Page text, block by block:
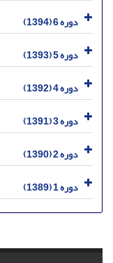
دوره 6 (1394)
دوره 5 (1393)
دوره 4 (1392)
دوره 3 (1391)
دوره 2 (1390)
دوره 1 (1389)